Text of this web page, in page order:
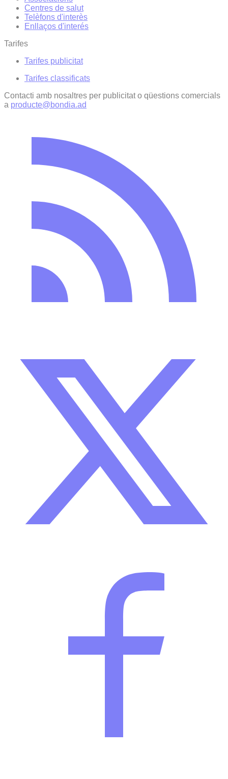
Centres de salut
Telèfons d'interès
Enllaços d'interés
Tarifes
Tarifes publicitat
Tarifes classificats
Contacti amb nosaltres per publicitat o qüestions comercials
a producte@bondia.ad